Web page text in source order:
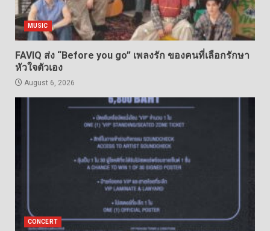
MUSIC
FAVIQ ส่ง “Before you go” เพลงรัก ของคนที่เลือกรักษา
หัวใจตัวเอง
August 6, 2026
CONCERT